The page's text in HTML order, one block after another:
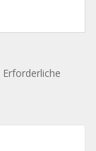
Erforderliche